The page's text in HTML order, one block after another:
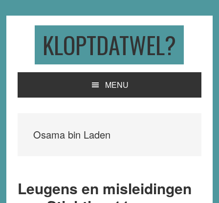
KLOPTDATWEL?
MENU
Osama bin Laden
Leugens en misleidingen